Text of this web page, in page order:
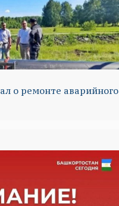
о ремонте аварийного